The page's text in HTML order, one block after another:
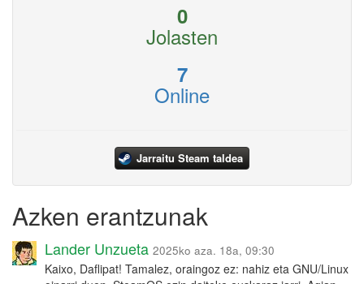
0
Jolasten
7
Online
Jarraitu Steam taldea
Azken erantzunak
Lander Unzueta 2025ko aza. 18a, 09:30
Kaixo, Daflipat! Tamalez, oraingoz ez: nahiz eta GNU/Linux